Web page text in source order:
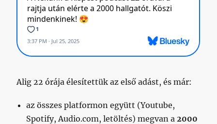
Alig 22 órája élesítettük az első adást, és már:
az összes platformon együtt (Youtube,
Spotify, Audio.com, letöltés) megvan a 2000